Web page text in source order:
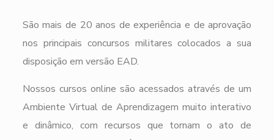
São mais de 20 anos de experiência e de aprovação
nos principais concursos militares colocados a sua
disposição em versão EAD.
Nossos cursos online são acessados através de um
Ambiente Virtual de Aprendizagem muito interativo
e dinâmico, com recursos que tornam o ato de